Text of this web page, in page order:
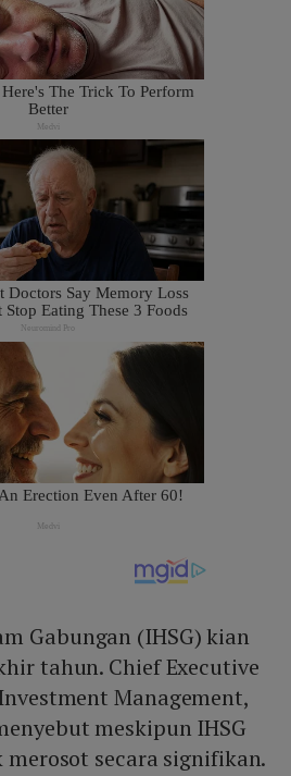
Gabungan (IHSG) kian
tahun. Chief Executive
Management,
meskipun IHSG
secara signifikan.